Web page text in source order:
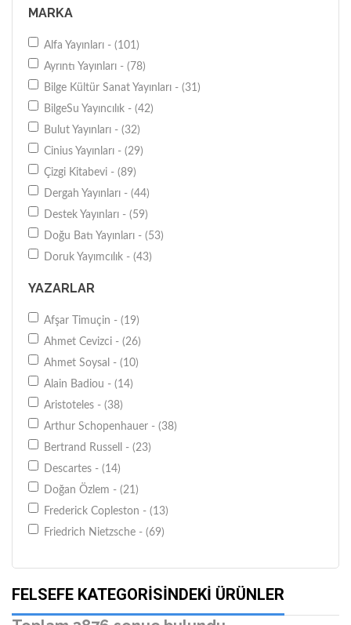
Akımlar - (10)
İdeoloji - (9)
Estetik - (5)
Matematiksel Felsefe - (3)
MARKA
Alfa Yayınları - (101)
Ayrıntı Yayınları - (78)
Bilge Kültür Sanat Yayınları - (31)
BilgeSu Yayıncılık - (42)
Bulut Yayınları - (32)
Cinius Yayınları - (29)
Çizgi Kitabevi - (89)
Dergah Yayınları - (44)
Destek Yayınları - (59)
Doğu Batı Yayınları - (53)
Doruk Yayımcılık - (43)
İnsan Yayınları - (52)
İş Bankası Kültür Yayınları - (31)
İthaki Yayınları - (37)
İz Yayıncılık - (43)
Litera Yayıncılık - (62)
Metis Yayınları - (85)
Otonom Yayıncılık - (42)
Ötüken Neşriyat - (37)
Paradigma Yayıncılık - (35)
Say Yayınları - (262)
Sentez Yayıncılık - (71)
Tutku Yayınevi - (30)
Pinhan Yayıncılık - (71)
YAZARLAR
Afşar Timuçin - (19)
Ahmet Cevizci - (26)
Ahmet Soysal - (10)
Alain Badiou - (14)
Aristoteles - (38)
Arthur Schopenhauer - (38)
Bertrand Russell - (23)
Descartes - (14)
Doğan Özlem - (21)
Frederick Copleston - (13)
Friedrich Nietzsche - (69)
Halil Cibran - (46)
Immanuel Kant - (17)
FELSEFE KATEGORISINDEKI ÜRÜNLER